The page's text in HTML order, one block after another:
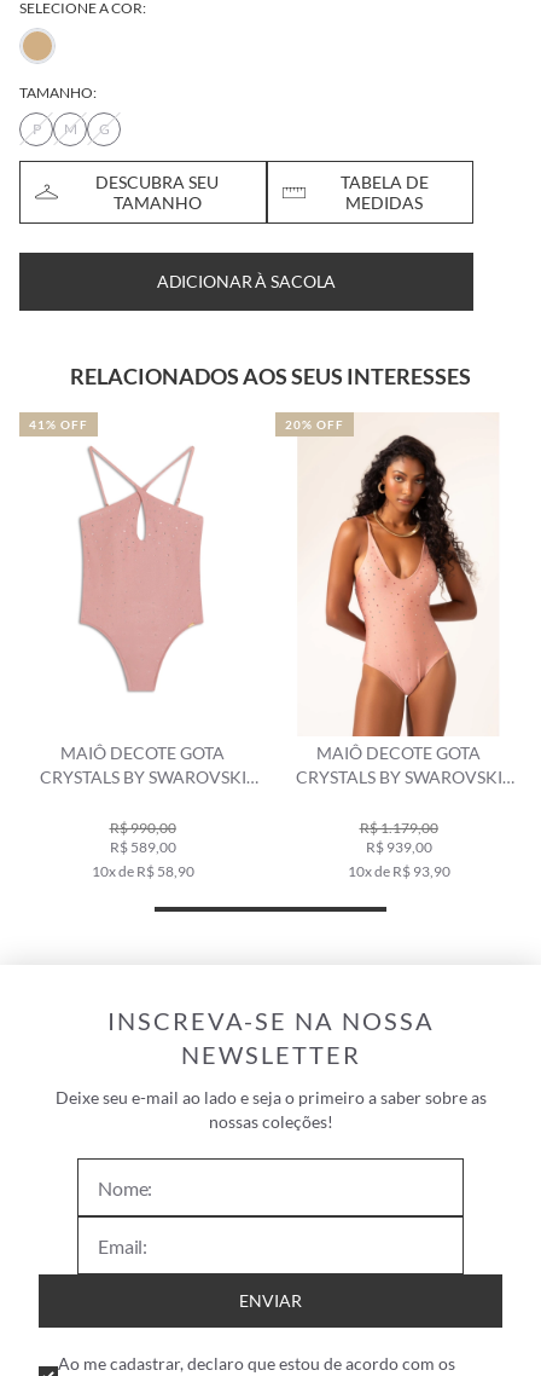
SELECIONE A COR:
TAMANHO:
P
M G
DESCUBRA SEU
TAMANHO
TABELA DE
MEDIDAS
ADICIONAR À SACOLA
RELACIONADOS AOS SEUS INTERESSES
MAIÔ DECOTE GOTA
CRYSTALS BY SWAROVSKI
R$ 990,00
R$ 589,00
10x de R$ 58,90
41% OFF
MAIÔ DECOTE GOTA
CRYSTALS BY SWAROVSKI
R$ 1.179,00
R$ 939,00
10x de R$ 93,90
20% OFF
INSCREVA-SE NA NOSSA
NEWSLETTER
Deixe seu e-mail ao lado e seja o primeiro a saber sobre as
nossas coleções!
ENVIAR
Ao me cadastrar, declaro que estou de acordo com os